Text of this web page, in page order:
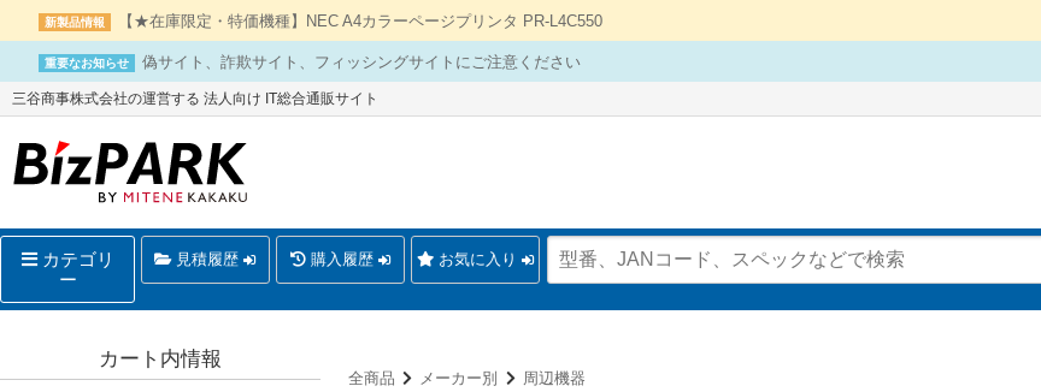
新製品情報 【★在庫限定・特価機種】NEC A4カラーページプリンタ PR-L4C550
重要なお知らせ 偽サイト、詐欺サイト、フィッシングサイトにご注意ください
三谷商事株式会社の運営する 法人向け IT総合通販サイト
カテゴリ
ー
見積履歴 購入履歴 お気に入り
全商品 メーカー別 周辺機器
カート内情報